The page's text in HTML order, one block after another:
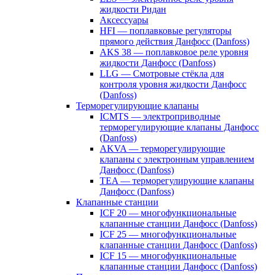
жидкости Ридан
Аксессуары
HFI — поплавковые регуляторы
прямого действия Данфосс (Danfoss)
AKS 38 — поплавковое реле уровня
жидкости Данфосс (Danfoss)
LLG — Смотровые стёкла для
контроля уровня жидкости Данфосс
(Danfoss)
Терморегулирующие клапаны
ICMTS — электроприводные
терморегулирующие клапаны Данфосс
(Danfoss)
AKVA — терморегулирующие
клапаны с электронным управлением
Данфосс (Danfoss)
TEA — терморегулирующие клапаны
Данфосс (Danfoss)
Клапанные станции
ICF 20 — многофункциональные
клапанные станции Данфосс (Danfoss)
ICF 25 — многофункциональные
клапанные станции Данфосс (Danfoss)
ICF 15 — многофункциональные
клапанные станции Данфосс (Danfoss)